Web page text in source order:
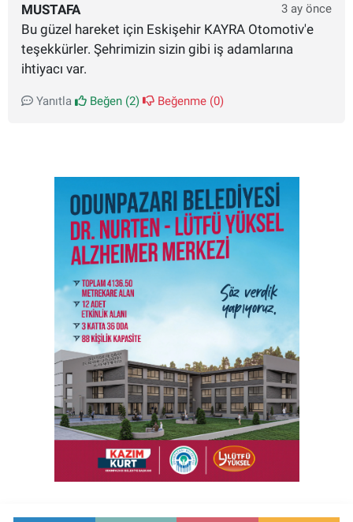
MUSTAFA 3 ay önce
Bu güzel hareket için Eskişehir KAYRA Otomotiv'e
teşekkürler. Şehrimizin sizin gibi iş adamlarına
ihtiyacı var.
Yanıtla Beğen (2) Beğenme (0)